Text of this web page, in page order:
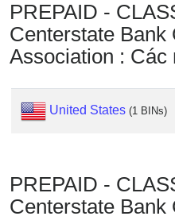
IP
Address
?
Lookup
IP
/
Validator
PREPAID -
Centerstate Bank
Association :
United States (1 BINs)
PREPAID -
Centerstate Bank